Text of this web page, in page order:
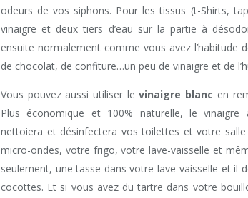
odeurs de vos siphons. Pour les tissus (t-Shirts,
vinaigre et deux tiers d’eau sur la partie à
ensuite normalement comme vous avez l’habitude
de chocolat, de confiture…un peu de vinaigre et de
Vous pouvez aussi utiliser levinaigre blanc en
Plus économique et 100% naturelle, le vinaigre
nettoiera et désinfectera vos toilettes et votre
micro-ondes, votre frigo, votre lave-vaisselle et
seulement, une tasse dans votre lave-vaisselle et il
cocottes. Et si vous avez du tartre dans votre